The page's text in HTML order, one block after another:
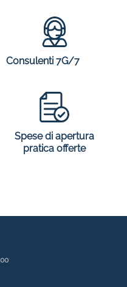
Consulenti 7G/7
Spese di apertura
pratica offerte